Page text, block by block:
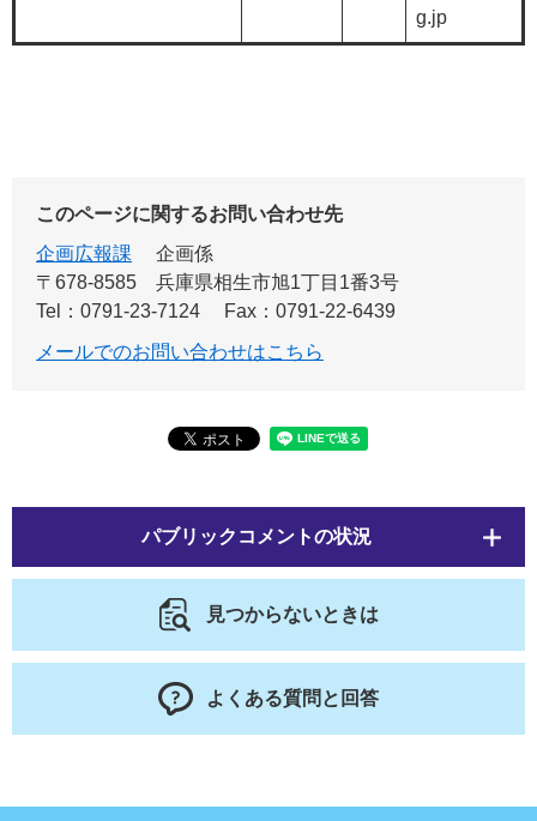
g.jp
このページに関するお問い合わせ先
企画広報課
企画係
〒678-8585
兵庫県相生市旭1丁目1番3号
Tel：0791-23-7124
Fax：0791-22-6439
メールでのお問い合わせはこちら
パブリックコメントの状況
見つからないときは
よくある質問と回答